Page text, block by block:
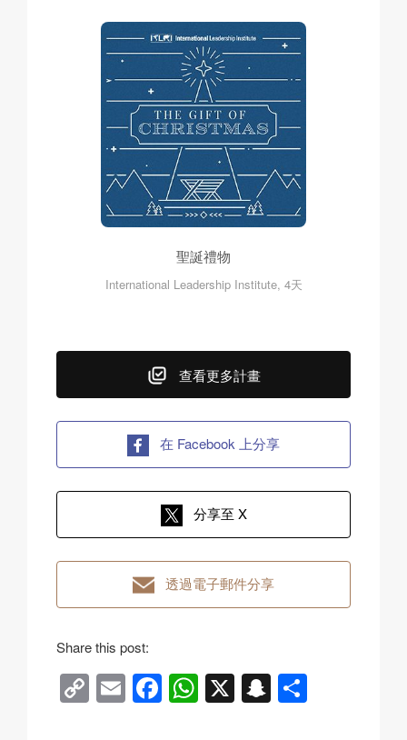
聖誕禮物
International Leadership Institute, 4天
查看更多計畫
在 Facebook 上分享
分享至 X
透過電子郵件分享
Share this post:
C
o
E
m
F
a
W
h
X S
n